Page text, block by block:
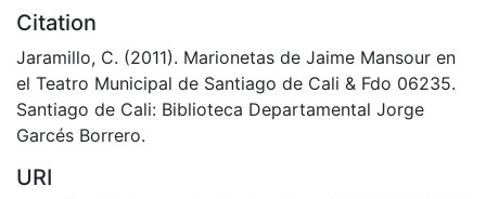
Citation
Jaramillo, C. (2011). Marionetas de Jaime Mansour en
el Teatro Municipal de Santiago de Cali & Fdo 06235.
Santiago de Cali: Biblioteca Departamental Jorge
Garcés Borrero.
URI